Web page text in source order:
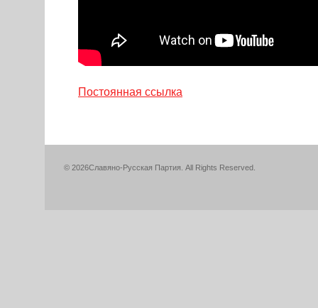
Постоянная ссылка
© 2026Славяно-Русская Партия. All Rights Reserved.